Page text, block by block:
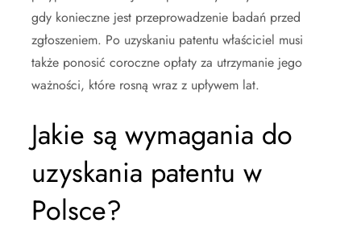
gdy konieczne jest przeprowadzenie badań przed
zgłoszeniem. Po uzyskaniu patentu właściciel musi
także ponosić coroczne opłaty za utrzymanie jego
ważności, które rosną wraz z upływem lat.
Jakie są wymagania do
uzyskania patentu w
Polsce?